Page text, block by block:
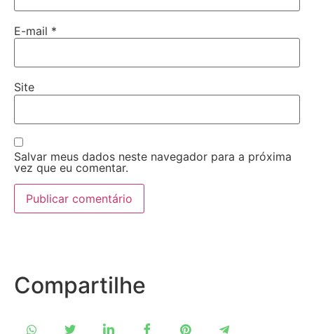
E-mail *
Site
Salvar meus dados neste navegador para a próxima
vez que eu comentar.
Compartilhe